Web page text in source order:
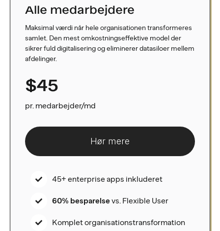
Alle medarbejdere
Maksimal værdi når hele organisationen transformeres
samlet. Den mest omkostningseffektive model der
sikrer fuld digitalisering og eliminerer datasiloer mellem
afdelinger.
$45
pr. medarbejder/md
Hør mere
45+ enterprise apps inkluderet
60% besparelsevs. Flexible User
Komplet organisationstransformation